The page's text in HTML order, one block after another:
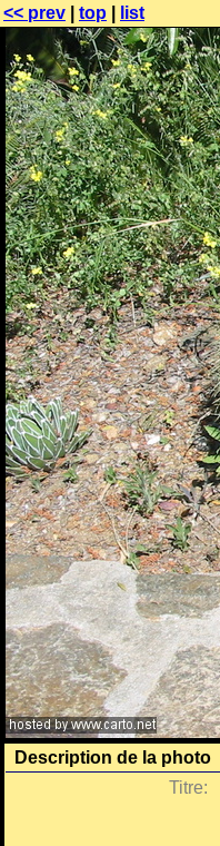
<< prev top list
Description de la photo
Titre: